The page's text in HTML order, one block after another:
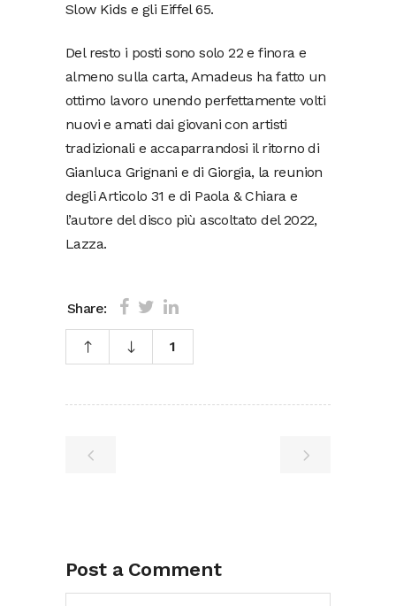
Slow Kids e gli Eiffel 65.
Del resto i posti sono solo 22 e finora e
almeno sulla carta, Amadeus ha fatto un
ottimo lavoro unendo perfettamente volti
nuovi e amati dai giovani con artisti
tradizionali e accaparrandosi il ritorno di
Gianluca Grignani e di Giorgia, la reunion
degli Articolo 31 e di Paola & Chiara e
l’autore del disco più ascoltato del 2022,
Lazza.
Share:
1
Post a Comment